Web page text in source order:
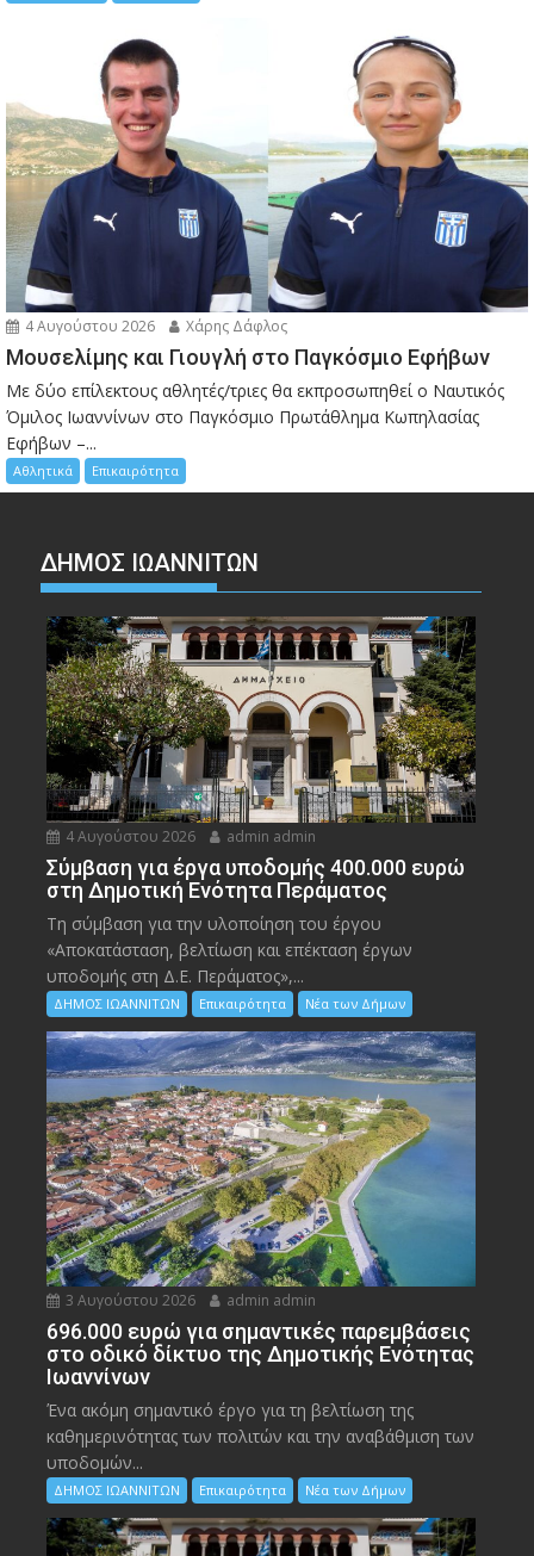
4 Αυγούστου 2026 Χάρης Δάφλος
Μουσελίμης και Γιουγλή στο Παγκόσμιο Εφήβων
Mε δύο επίλεκτους αθλητές/τριες θα εκπροσωπηθεί ο Ναυτικός
Όμιλος Ιωαννίνων στο Παγκόσμιο Πρωτάθλημα Κωπηλασίας
Εφήβων –...
Αθλητικά Επικαιρότητα
ΔΗΜΟΣ ΙΩΑΝΝΙΤΩΝ
4 Αυγούστου 2026 admin admin
Σύμβαση για έργα υποδομής 400.000 ευρώ
στη Δημοτική Ενότητα Περάματος
Τη σύμβαση για την υλοποίηση του έργου
«Αποκατάσταση, βελτίωση και επέκταση έργων
υποδομής στη Δ.Ε. Περάματος»,...
ΔΗΜΟΣ ΙΩΑΝΝΙΤΩΝ Επικαιρότητα Νέα των Δήμων
3 Αυγούστου 2026 admin admin
696.000 ευρώ για σημαντικές παρεμβάσεις
στο οδικό δίκτυο της Δημοτικής Ενότητας
Ιωαννίνων
Ένα ακόμη σημαντικό έργο για τη βελτίωση της
καθημερινότητας των πολιτών και την αναβάθμιση των
υποδομών...
ΔΗΜΟΣ ΙΩΑΝΝΙΤΩΝ Επικαιρότητα Νέα των Δήμων